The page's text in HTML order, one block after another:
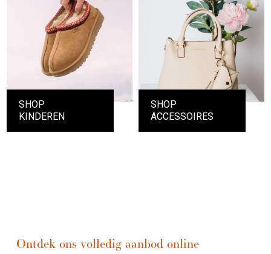
SHOP
KINDEREN
SHOP
ACCESSOIRES
Ontdek ons volledig aanbod online